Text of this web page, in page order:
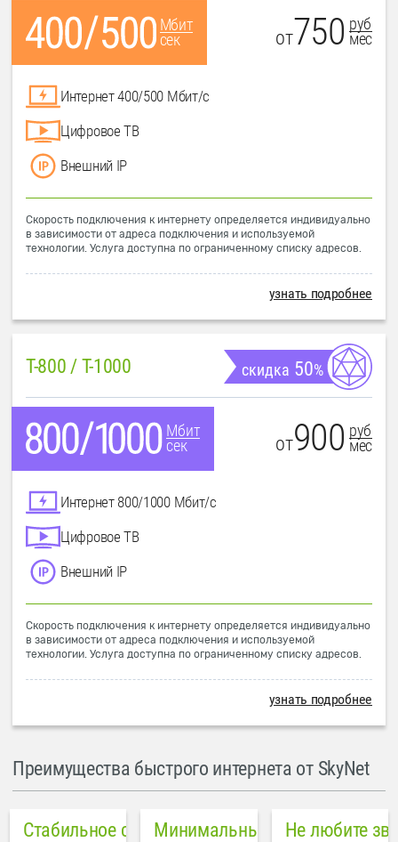
Мбит
сек
от750 руб
мес
Интернет 400/500 Мбит/с
Цифровое ТВ
Внешний IP
Скорость подключения к интернету определяется индивидуально
в зависимости от адреса подключения и используемой
технологии. Услуга доступна по ограниченному списку адресов.
узнать подробнее
T-800 / T-1000 скидка 50%
Мбит
сек
от900 руб
мес
Интернет 800/1000 Мбит/с
Цифровое ТВ
Внешний IP
Скорость подключения к интернету определяется индивидуально
в зависимости от адреса подключения и используемой
технологии. Услуга доступна по ограниченному списку адресов.
узнать подробнее
Преимущества быстрого интернета от SkyNet
Стабильное соединениеМинимальный пинг в городе
Не любите